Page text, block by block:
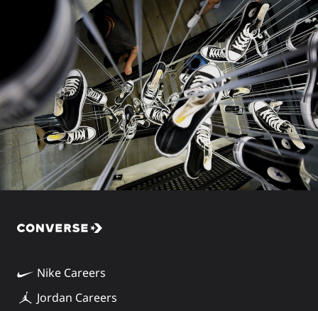
Nike Careers
Jordan Careers